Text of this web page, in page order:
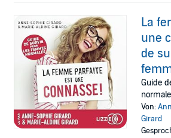
La
une
de
Guide
Von:
Girard